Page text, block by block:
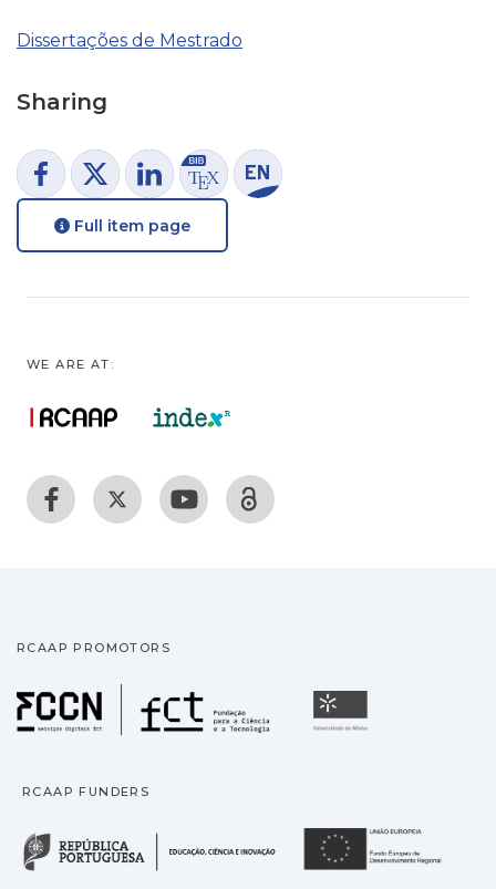
Dissertações de Mestrado
Sharing
Full item page
WE ARE AT:
RCAAP PROMOTORS
Fundação para a
RCAAP FUNDERS
República Portuguesa